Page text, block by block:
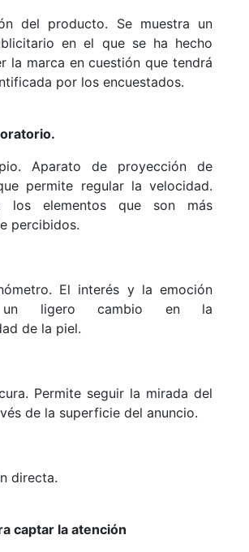
del producto. Se muestra un
en el que se ha hecho
la marca en cuestión que tendrá
por los encuestados.
Aparato de proyección de
permite regular la velocidad.
los elementos que son más
percibidos.
El interés y la emoción
un ligero cambio en la
de la piel.
Permite seguir la mirada del
de la superficie del anuncio.
directa.
captar la atención